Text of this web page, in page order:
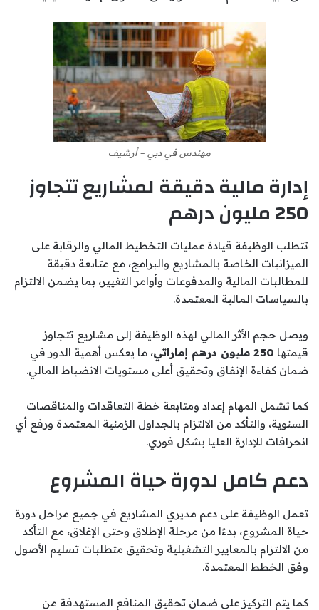
مهندس في دبي – أرشيف
إدارة مالية دقيقة لمشاريع تتجاوز
250 مليون درهم
تتطلب الوظيفة قيادة عمليات التخطيط المالي والرقابة على
الميزانيات الخاصة بالمشاريع والبرامج، مع متابعة دقيقة
للمطالبات المالية والمدفوعات وأوامر التغيير، بما يضمن الالتزام
بالسياسات المالية المعتمدة.
ويصل حجم الأثر المالي لهذه الوظيفة إلى مشاريع تتجاوز
قيمتها 250 مليون درهم إماراتي
، ما يعكس أهمية الدور في
ضمان كفاءة الإنفاق وتحقيق أعلى مستويات الانضباط المالي.
كما تشمل المهام إعداد ومتابعة خطة التعاقدات والمناقصات
السنوية، والتأكد من الالتزام بالجداول الزمنية المعتمدة ورفع أي
انحرافات للإدارة العليا بشكل فوري.
دعم كامل لدورة حياة المشروع
تعمل الوظيفة على دعم مديري المشاريع في جميع مراحل دورة
حياة المشروع، بدءًا من مرحلة الإطلاق وحتى الإغلاق، مع التأكد
من الالتزام بالمعايير التشغيلية وتحقيق متطلبات تسليم الأصول
وفق الخطط المعتمدة.
كما يتم التركيز على ضمان تحقيق المنافع المستهدفة من